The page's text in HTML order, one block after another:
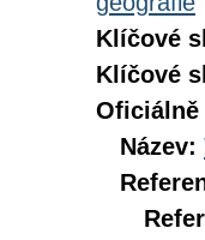
Klíčové
Klíčové
Oficiálně
Název: